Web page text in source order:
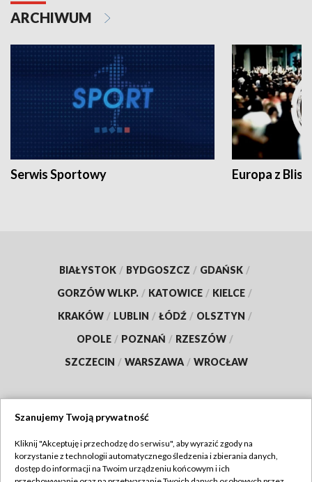
ARCHIWUM
Serwis Sportowy Europa z
BIAŁYSTOK / BYDGOSZCZ / GDAŃSK /
GORZÓW WLKP. / KATOWICE / KIELCE /
KRAKÓW / LUBLIN / ŁÓDŹ / OLSZTYN /
OPOLE / POZNAŃ / RZESZÓW /
SZCZECIN / WARSZAWA / WROCŁAW
TVP
Szanujemy Twoją prywatność
Kliknij "Akceptuję i przechodzę do serwisu", aby wyrazić zgody na
korzystanie z technologii automatycznego śledzenia i zbierania danych,
dostęp do informacji na Twoim urządzeniu końcowym i ich